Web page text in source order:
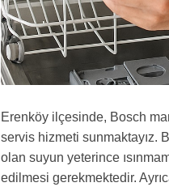
Erenköy ilçesinde, Bosch
servis hizmeti sunmaktayız.
olan suyun yeterince
edilmesi gerekmektedir.